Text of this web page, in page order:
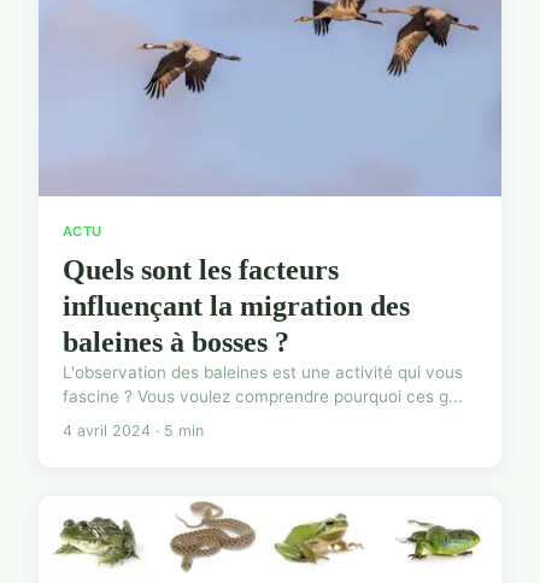
ACTU
Quels sont les facteurs
influençant la migration des
baleines à bosses ?
L'observation des baleines est une activité qui vous
fascine ? Vous voulez comprendre pourquoi ces g...
4 avril 2024 · 5 min